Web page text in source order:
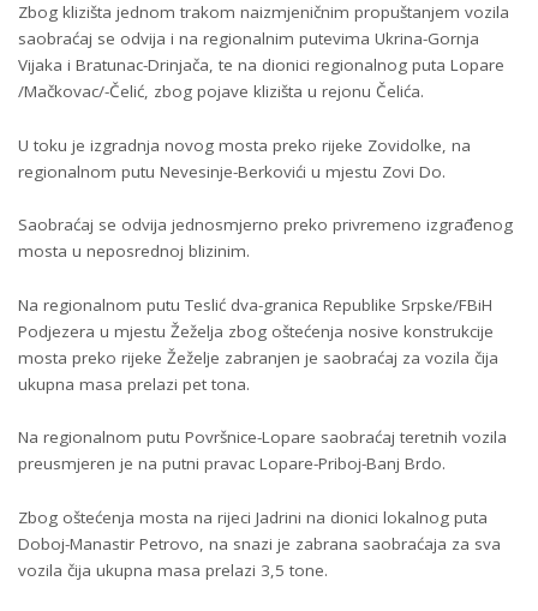
Zbog klizišta jednom trakom naizmjeničnim propuštanjem vozila
saobraćaj se odvija i na regionalnim putevima Ukrina-Gornja
Vijaka i Bratunac-Drinjača, te na dionici regionalnog puta Lopare
/Mačkovac/-Čelić, zbog pojave klizišta u rejonu Čelića.
U toku je izgradnja novog mosta preko rijeke Zovidolke, na
regionalnom putu Nevesinje-Berkovići u mjestu Zovi Do.
Saobraćaj se odvija jednosmjerno preko privremeno izgrađenog
mosta u neposrednoj blizinim.
Na regionalnom putu Teslić dva-granica Republike Srpske/FBiH
Podjezera u mjestu Žeželja zbog oštećenja nosive konstrukcije
mosta preko rijeke Žeželje zabranjen je saobraćaj za vozila čija
ukupna masa prelazi pet tona.
Na regionalnom putu Površnice-Lopare saobraćaj teretnih vozila
preusmjeren je na putni pravac Lopare-Priboj-Banj Brdo.
Zbog oštećenja mosta na rijeci Jadrini na dionici lokalnog puta
Doboj-Manastir Petrovo, na snazi je zabrana saobraćaja za sva
vozila čija ukupna masa prelazi 3,5 tone.